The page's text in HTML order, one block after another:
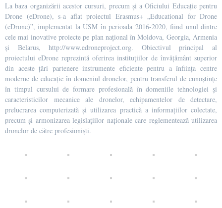
La baza organizării acestor cursuri, precum și a Oficiului Educație pentru
Drone (eDrone), s-a aflat proiectul Erasmus+ „Educational for Drone
(eDrone)”, implementat la USM în perioada 2016-2020, fiind unul dintre
cele mai inovative proiecte pe plan național în Moldova, Georgia, Armenia
și Belarus, http://www.edroneproject.org. Obiectivul principal al
proiectului eDrone reprezintă oferirea instituțiilor de învățământ superior
din aceste țări partenere instrumente eficiente pentru a înființa centre
moderne de educație în domeniul dronelor, pentru transferul de cunoștințe
în timpul cursului de formare profesională în domeniile tehnologiei și
caracteristicilor mecanice ale dronelor, echipamentelor de detectare,
prelucrarea computerizată și utilizarea practică a informațiilor colectate,
precum și armonizarea legislațiilor naționale care reglementează utilizarea
dronelor de către profesioniști.